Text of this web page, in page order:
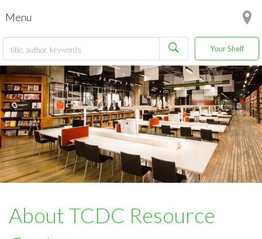
Menu
Your Shelf
About TCDC Resource